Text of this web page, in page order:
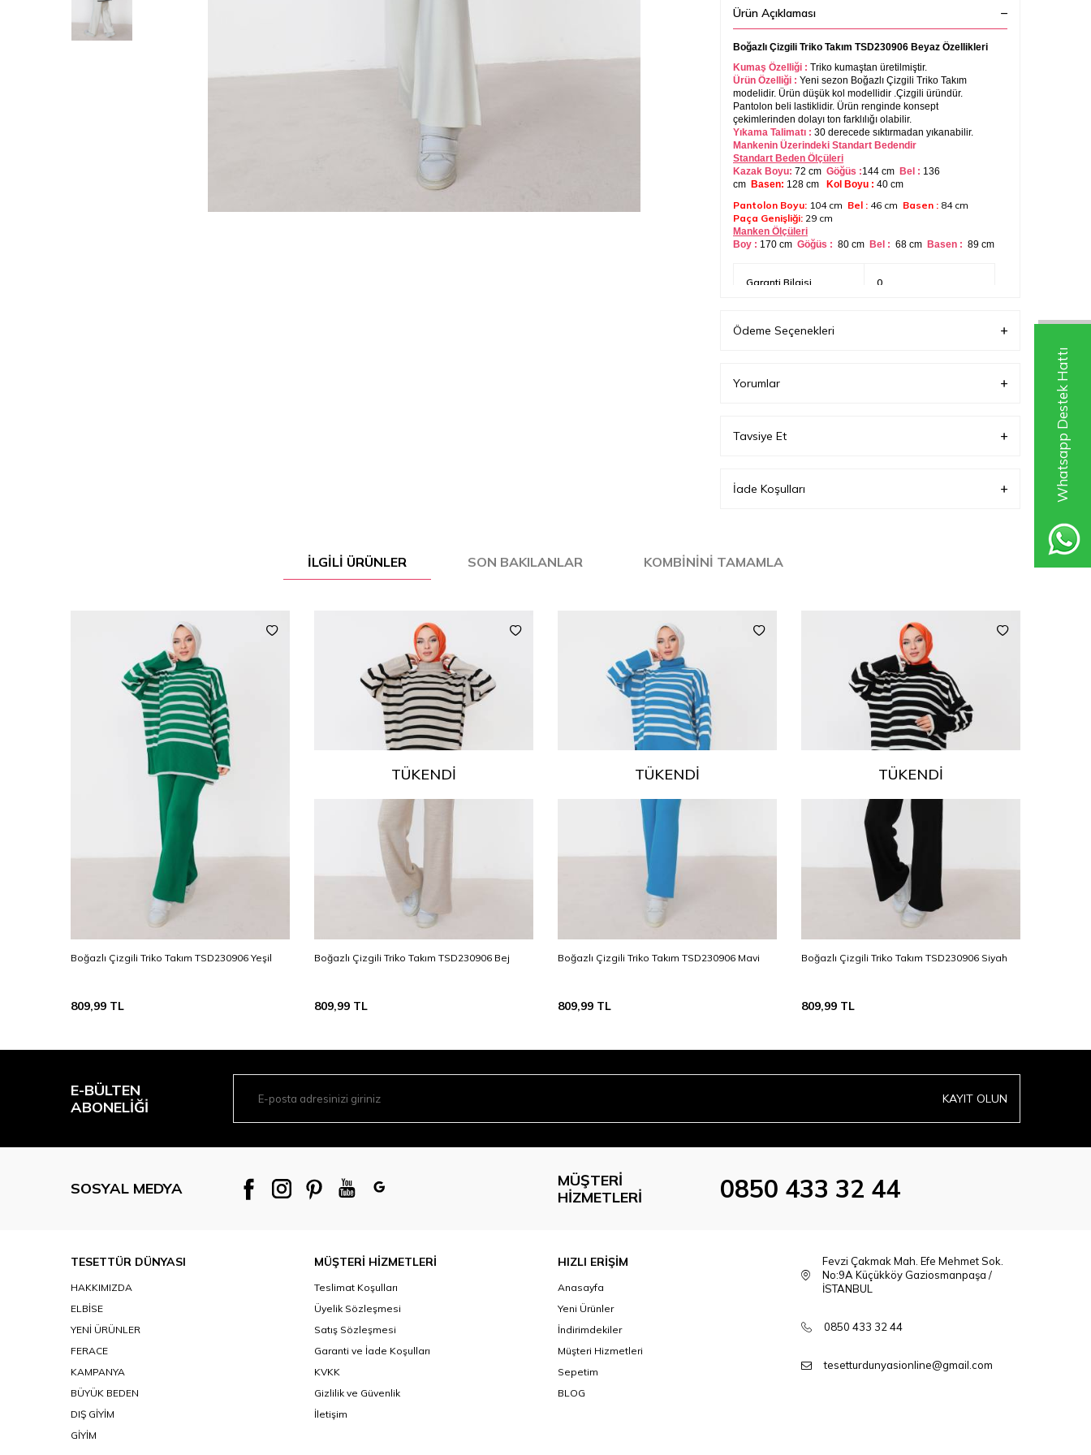
Whatsapp Destek Hattı
Ürün Açıklaması
Boğazlı Çizgili Triko Takım TSD230906 Beyaz Özellikleri
Kumaş Özelliği : Triko kumaştan üretilmiştir.
Ürün Özelliği : Yeni sezon Boğazlı Çizgili Triko Takım
modelidir. Ürün düşük kol modellidir .Çizgili üründür.
Pantolon beli lastiklidir. Ürün renginde konsept
çekimlerinden dolayı ton farklılığı olabilir.
Yıkama Talimatı : 30 derecede sıktırmadan yıkanabilir.
Mankenin Üzerindeki Standart Bedendir
Standart Beden Ölçüleri
Kazak Boyu: 72 cm Göğüs :144 cm Bel : 136
cm Basen: 128 cm Kol Boyu : 40 cm
Pantolon Boyu: 104 cm Bel : 46 cm Basen : 84 cm
Paça Genişliği: 29 cm
Manken Ölçüleri
Boy : 170 cm Göğüs : 80 cm Bel : 68 cm Basen : 89 cm
Garanti Bilgisi 0
Ödeme Seçenekleri
Yorumlar
Tavsiye Et
İade Koşulları
İLGILI ÜRÜNLER SON BAKILANLAR KOMBININI TAMAMLA
Boğazlı Çizgili Triko Takım TSD230906 Yeşil
809,99 TL
TÜKENDI
Boğazlı Çizgili Triko Takım TSD230906 Bej
809,99 TL
TÜKENDI
Boğazlı Çizgili Triko Takım TSD230906 Mavi
809,99 TL
TÜKENDI
Boğazlı Çizgili Triko Takım TSD230906 Siyah
809,99 TL
E-BÜLTEN
ABONELIĞI
KAYIT OLUN
SOSYAL MEDYA
MÜŞTERI
HIZMETLERI
0850 433 32 44
TESETTÜR DÜNYASI
HAKKIMIZDA
ELBİSE
YENİ ÜRÜNLER
FERACE
KAMPANYA
BÜYÜK BEDEN
DIŞ GİYİM
GİYİM
MÜŞTERİ HİZMETLERİ
Teslimat Koşulları
Üyelik Sözleşmesi
Satış Sözleşmesi
Garanti ve İade Koşulları
KVKK
Gizlilik ve Güvenlik
İletişim
HIZLI ERİŞİM
Anasayfa
Yeni Ürünler
İndirimdekiler
Müşteri Hizmetleri
Sepetim
BLOG
Fevzi Çakmak Mah. Efe Mehmet Sok.
No:9A Küçükköy Gaziosmanpaşa /
İSTANBUL
0850 433 32 44
tesetturdunyasionline@gmail.com